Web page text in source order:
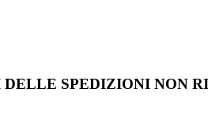
SPEDIZIONI NON